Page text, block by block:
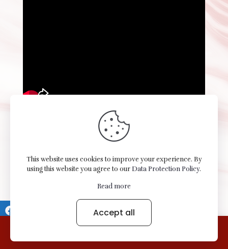
Terms of use Privacy Notice.
This website uses cookies to improve your experience. By
using this website you agree to ourData Protection Policy.
Read more
Accept all